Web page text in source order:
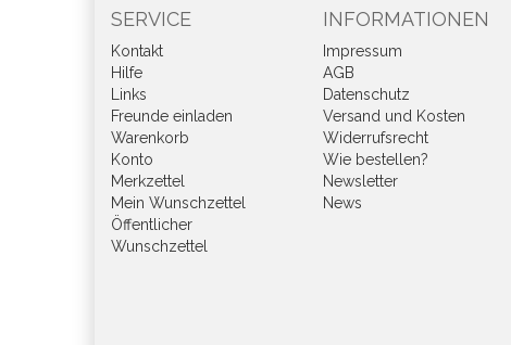
SERVICE
Kontakt
Hilfe
Links
Freunde einladen
Warenkorb
Konto
Merkzettel
Mein Wunschzettel
Öffentlicher
Wunschzettel
INFORMATIONEN
Impressum
AGB
Datenschutz
Versand und Kosten
Widerrufsrecht
Wie bestellen?
Newsletter
News